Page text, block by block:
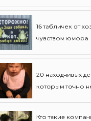
16 табличек от
чувством юмора
20 находчивых
которым точно
Кто такие